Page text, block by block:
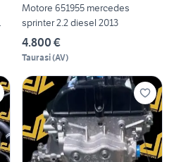
Motore 651955 mercedes
sprinter 2.2 diesel 2013
4.800 €
Taurasi(AV)